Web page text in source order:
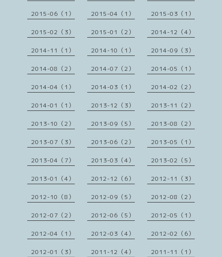
2015-06（1） 2015-04（1） 2015-03（1）
2015-02（3） 2015-01（2） 2014-12（4）
2014-11（1） 2014-10（1） 2014-09（3）
2014-08（2） 2014-07（2） 2014-05（1）
2014-04（1） 2014-03（1） 2014-02（2）
2014-01（1） 2013-12（3） 2013-11（2）
2013-10（2） 2013-09（5） 2013-08（2）
2013-07（3） 2013-06（2） 2013-05（1）
2013-04（7） 2013-03（4） 2013-02（5）
2013-01（4） 2012-12（6） 2012-11（3）
2012-10（8） 2012-09（5） 2012-08（2）
2012-07（2） 2012-06（5） 2012-05（1）
2012-04（1） 2012-03（4） 2012-02（6）
2012-01（3） 2011-12（4） 2011-11（1）